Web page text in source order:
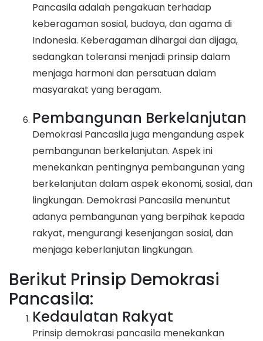
Pancasila adalah pengakuan terhadap
keberagaman sosial, budaya, dan agama di
Indonesia. Keberagaman dihargai dan dijaga,
sedangkan toleransi menjadi prinsip dalam
menjaga harmoni dan persatuan dalam
masyarakat yang beragam.
Pembangunan Berkelanjutan
Demokrasi Pancasila juga mengandung aspek
pembangunan berkelanjutan. Aspek ini
menekankan pentingnya pembangunan yang
berkelanjutan dalam aspek ekonomi, sosial, dan
lingkungan. Demokrasi Pancasila menuntut
adanya pembangunan yang berpihak kepada
rakyat, mengurangi kesenjangan sosial, dan
menjaga keberlanjutan lingkungan.
Berikut Prinsip Demokrasi
Pancasila:
Kedaulatan Rakyat
Prinsip demokrasi pancasila menekankan